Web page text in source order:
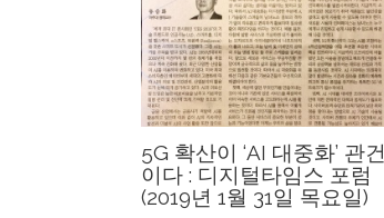
5G 확산이 ‘AI 대중화’ 관건
이다 : 디지털타임스 포럼
(2019년 1월 31일 목요일)